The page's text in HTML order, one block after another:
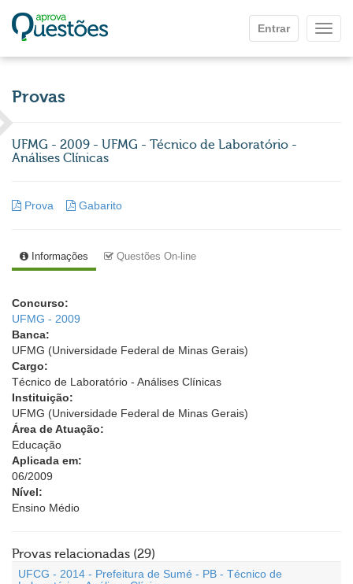
Entrar
Provas
UFMG - 2009 - UFMG - Técnico de Laboratório -
Análises Clínicas
Prova Gabarito
Informações Questões On-line
Concurso:
UFMG - 2009
Banca:
UFMG (Universidade Federal de Minas Gerais)
Cargo:
Técnico de Laboratório - Análises Clínicas
Instituição:
UFMG (Universidade Federal de Minas Gerais)
Área de Atuação:
Educação
Aplicada em:
06/2009
Nível:
Ensino Médio
Provas relacionadas (29)
UFCG - 2014 - Prefeitura de Sumé - PB - Técnico de